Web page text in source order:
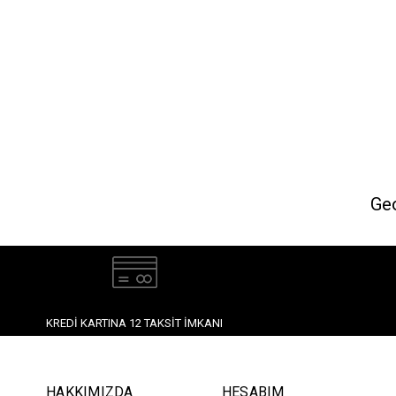
KREDI KARTINA 12 TAKSIT İMKANI
HAKKIMIZDA HESABIM